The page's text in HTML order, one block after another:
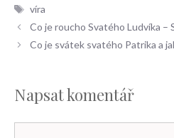
Štítky
víra
Co je roucho Svatého Ludvíka –
Co je svátek svatého Patrika a
Napsat komentář